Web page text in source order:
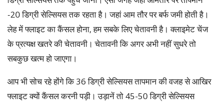
-20 डिग्री सेल्सियस तक रहता है। जहां आम तौर पर बर्फ जमी होती है।
लेह में फ्लाइट का कैंसल होना, हम सबके लिए चेतावनी है। क्लाइमेट चेंज
के प्रत्यक्ष खतरे की चेतावनी। चेतावनी कि अगर अभी नहीं सुधरे तो
सबकुछ खत्म हो जाएगा।
आप भी सोच रहे होंगे कि 36 डिग्री सेल्सियस तापमान की वजह से आखिर
फ्लाइट क्यों कैंसल करनी पड़ी। उड़ानें तो 45-50 डिग्री सेल्सियस